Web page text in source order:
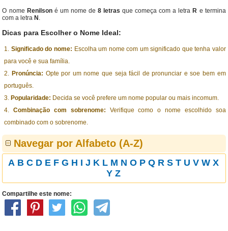
O nome Renilsoné um nome de 8 letras que começa com a letra R e termina
com a letra N .
Dicas para Escolher o Nome Ideal:
Significado do nome: Escolha um nome com um significado que tenha valor
para você e sua família.
Pronúncia: Opte por um nome que seja fácil de pronunciar e soe bem em
português.
Popularidade: Decida se você prefere um nome popular ou mais incomum.
Combinação com sobrenome: Verifique como o nome escolhido soa
combinado com o sobrenome.
Navegar por Alfabeto (A-Z)
A B C D E F G H I J K L M N O P Q R S T U V W X
Y Z
Compartilhe este nome: